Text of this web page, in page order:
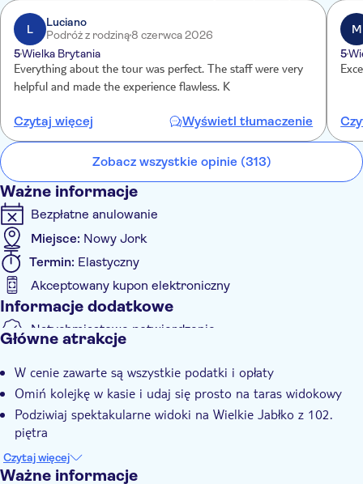
Dynamicznie generowaną mapę świata, która zaznacza
miasta pochodzenia odwiedzających
„Voices” i „Foundations” – dwa programy opisujące
historię budynku i ludzi, którzy go zbudowali
Wirtualny film poklatkowy przedstawiający rozwój
Sky Portal, okrągły dysk o średnicy 4,2 m w podłodze,
wyświetlający w czasie rzeczywistym obraz ulic poniżej w
wysokiej rozdzielczości
City Pulse, pierścień monitorów z technologią
rozpoznawania gestów, umożliwiający zbliżenia i
spersonalizowane rekomendacje
L
Luciano
Podróż z rodziną8 czerwca 2026
5Wielka Brytania
Everything about the tour was perfect. The staff were very
helpful and made the experience flawless. K
Czytaj więcej Wyświetl tłumaczenie
M
5
Zobacz wszystkie opinie (313)
Ważne informacje
Bezpłatne anulowanie
Miejsce: Nowy Jork
Termin: Elastyczny
Akceptowany kupon elektroniczny
Informacje dodatkowe
Natychmiastowe potwierdzenie
Główne atrakcje
W cenie zawarte są wszystkie podatki i opłaty
Omiń kolejkę w kasie i udaj się prosto na taras widokowy
Podziwiaj spektakularne widoki na Wielkie Jabłko z 102.
piętra
Poznaj historię panoramy Nowego Jorku i powstania
Freedom Tower
Czytaj więcej
Ważne informacje